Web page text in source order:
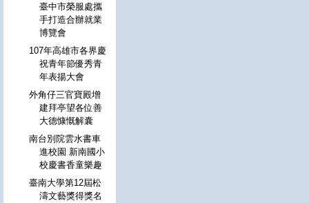
臺中市榮服處攜
手打造合辦就業
博覽會
107年高雄市各界慶
祝青年節優秀青
年表揚大會
外角仔三官寶殿增
建拜亭望各位善
大德慷慨解囊
南台別院雲水書車
進校園 新南國小
校慶書香童樂趣
臺南大學第12屆松
濤文藝獎得獎名